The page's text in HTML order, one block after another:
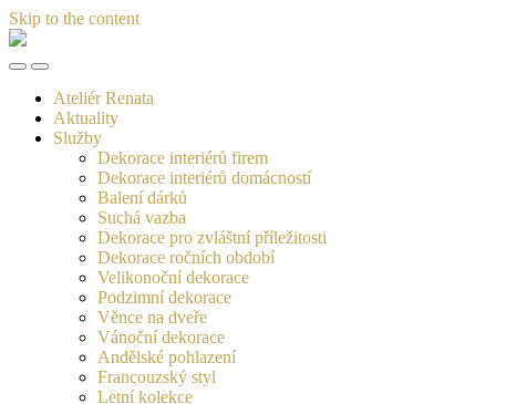
Skip to the content
Ateliér
Toggle
mobile
menu
Toggle
the
search
field
Ateliér Renata
Aktuality
Služby
Dekorace interiérů firem
Dekorace interiérů domácností
Balení dárků
Suchá vazba
Dekorace pro zvláštní příležitosti
Dekorace ročních období
Velikonoční dekorace
Podzimní dekorace
Věnce na dveře
Vánoční dekorace
Andělské pohlazení
Francouzský styl
Letní kolekce